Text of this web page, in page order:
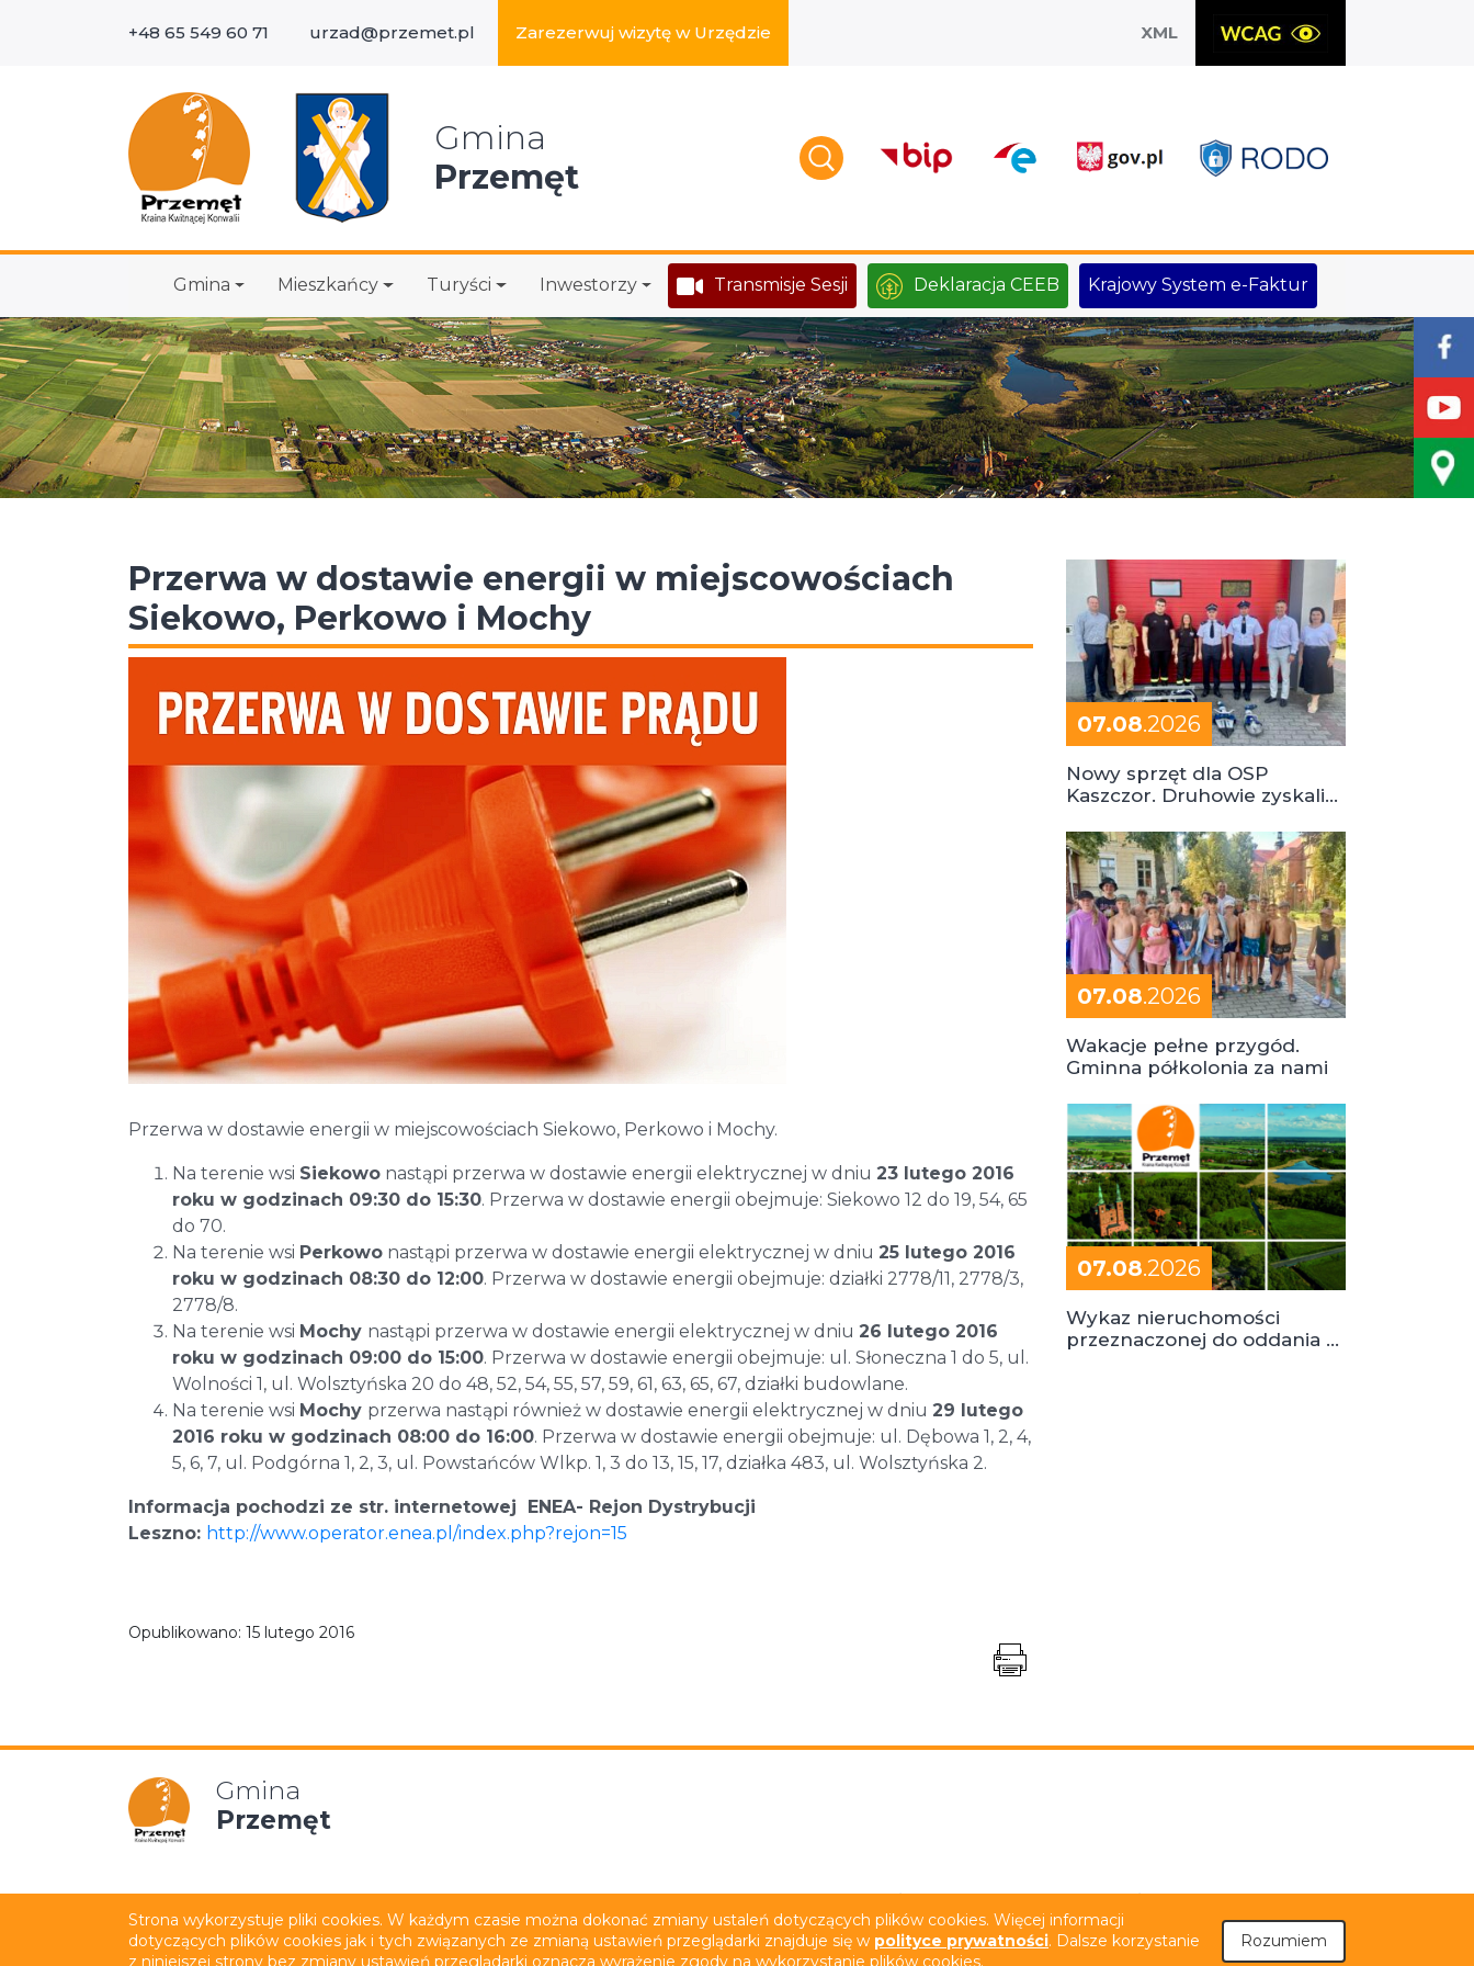
+48 65 549 60 71 urzad@przemet.pl Zarezerwuj wizytę w Urzędzie XML
Gmina
Przemęt
Gmina Mieszkańcy Turyści Inwestorzy Transmisje Sesji Deklaracja CEEB Krajowy System e-Faktur
Przerwa w dostawie energii w miejscowościach
Siekowo, Perkowo i Mochy
Przerwa w dostawie energii w miejscowościach Siekowo, Perkowo i Mochy.
Na terenie wsi Siekowo nastąpi przerwa w dostawie energii elektrycznej w dniu 23 lutego 2016
roku w godzinach 09:30 do 15:30. Przerwa w dostawie energii obejmuje: Siekowo 12 do 19, 54, 65
do 70.
Na terenie wsi Perkowo nastąpi przerwa w dostawie energii elektrycznej w dniu 25 lutego 2016
roku w godzinach 08:30 do 12:00. Przerwa w dostawie energii obejmuje: działki 2778/11, 2778/3,
2778/8.
Na terenie wsi Mochy nastąpi przerwa w dostawie energii elektrycznej w dniu 26 lutego 2016
roku w godzinach 09:00 do 15:00. Przerwa w dostawie energii obejmuje: ul. Słoneczna 1 do 5, ul.
Wolności 1, ul. Wolsztyńska 20 do 48, 52, 54, 55, 57, 59, 61, 63, 65, 67, działki budowlane.
Na terenie wsi Mochy przerwa nastąpi również w dostawie energii elektrycznej w dniu 29 lutego
2016 roku w godzinach 08:00 do 16:00. Przerwa w dostawie energii obejmuje: ul. Dębowa 1, 2, 4,
5, 6, 7, ul. Podgórna 1, 2, 3, ul. Powstańców Wlkp. 1, 3 do 13, 15, 17, działka 483, ul. Wolsztyńska 2.
Informacja pochodzi ze str. internetowej ENEA- Rejon Dystrybucji
Leszno: http://www.operator.enea.pl/index.php?rejon=15
Opublikowano: 15 lutego 2016
07.08.2026
Nowy sprzęt dla OSP
Kaszczor. Druhowie zyskali
07.08.2026
Wakacje pełne przygód.
Gminna półkolonia za nami
07.08.2026
Wykaz nieruchomości
przeznaczonej do oddania w
Gmina
Przemęt
Mapa strony Polityka prywatności Deklaracja dostępności Film z tłumaczeniem PJM Tekst łatwy do czytania (ETR)
Wykonanie:netkoncept.com
Wyszukaj w serwisie
Strona wykorzystuje pliki cookies. W każdym czasie można dokonać zmiany ustaleń dotyczących plików cookies. Więcej informacji
dotyczących plików cookies jak i tych związanych ze zmianą ustawień przeglądarki znajduje się w polityce prywatności. Dalsze korzystanie
z niniejszej strony bez zmiany ustawień przeglądarki oznacza wyrażenie zgody na wykorzystanie plików cookies.
Rozumiem